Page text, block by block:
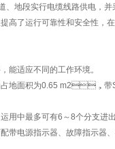
、地段实行电缆线路供电，
提高了运行可靠性和安全性，
，能适应不同的工作环境。
如有的占地面积为0.65 m2
用中最多可有6～8个分支进出
带电源指示器、故障指示器、